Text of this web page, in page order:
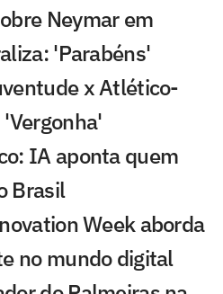
Neymar em
'Parabéns'
x Atlético-
IA aponta quem
Brasil
Week aborda
no mundo digital